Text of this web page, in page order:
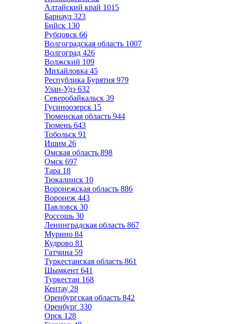
Алтайский край 1015
Барнаул 323
Бийск 130
Рубцовск 66
Волгоградская область 1007
Волгоград 426
Волжский 109
Михайловка 45
Республика Бурятия 979
Улан-Удэ 632
Северобайкальск 39
Гусиноозерск 15
Тюменская область 944
Тюмень 643
Тобольск 91
Ишим 26
Омская область 898
Омск 697
Тара 18
Тюкалинск 10
Воронежская область 886
Воронеж 443
Павловск 30
Россошь 30
Ленинградская область 867
Мурино 84
Кудрово 81
Гатчина 59
Туркестанская область 861
Шымкент 641
Туркестан 168
Кентау 28
Оренбургская область 842
Оренбург 330
Орск 128